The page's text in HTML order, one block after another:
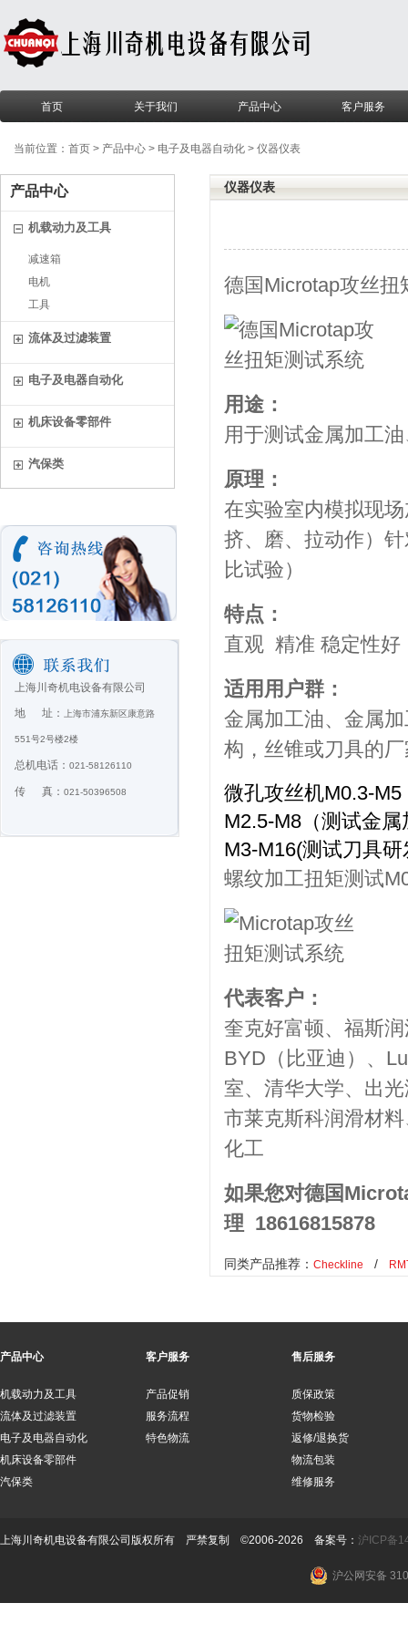
首页 关于我们 产品中心 客户服务
当前位置： 首页 > 产品中心 > 电子及电器自动化 > 仪器仪表
产品中心
机载动力及工具
减速箱
电机
工具
流体及过滤装置
电子及电器自动化
机床设备零部件
汽保类
上海川奇机电设备有限公司
地 址：
上海市浦东新区康意路
551号2号楼2楼
总机电话： 021-58126110
传 真： 021-50396508
仪器仪表
德国Microtap攻丝扭
用途：
用于测试金属加工
原理：
在实验室内模拟现
挤、磨、拉动作）
比试验）
特点：
直观 精准 稳定性好
适用用户群：
金属加工油、金属
构，丝锥或刀具的
微孔攻丝机M0.3-
M2.5-M8（测试金
M3-M16(测试刀具
螺纹加工扭矩测试
代表客户：
奎克好富顿、福斯
BYD（比亚迪）、
室、清华大学、出
市莱克斯科润滑材
化工
如果您对德国
理 18616815878
同类产品推荐： Checkline /
产品中心
机载动力及工具
流体及过滤装置
电子及电器自动化
机床设备零部件
汽保类
客户服务
产品促销
服务流程
特色物流
售后服务
质保政策
货物检验
返修/退换货
物流包装
维修服务
上海川奇机电设备有限公司版权所有 严禁复制 ©2006-2026 备案号： 沪ICP备
沪公网安备